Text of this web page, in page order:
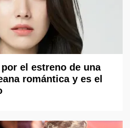
el estreno de una
romántica y es el